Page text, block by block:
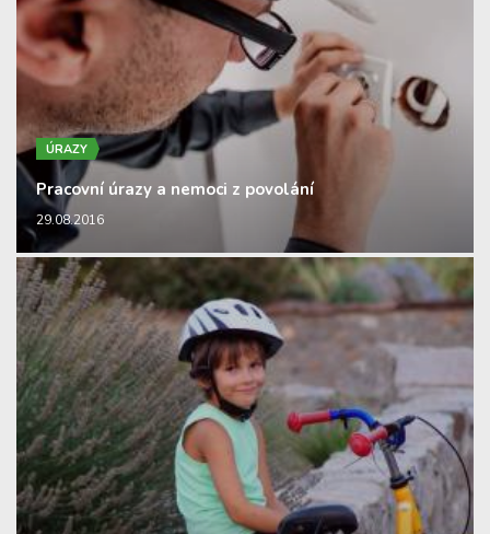
ÚRAZY
Pracovní úrazy a nemoci z povolání
29.08.2016